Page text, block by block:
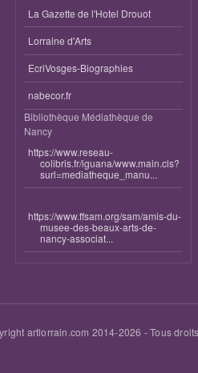
La Gazette de l'Hotel Drouot
Lorraine d'Arts
EcriVosges-Biographies
nabecor.fr
Bibliothèque Médiathèque de
Nancy
https://www.reseau-
colibris.fr/iguana/www.main.cls?
surl=mediatheque_manu...
https://www.ffsam.org/sam/amis-du-
musee-des-beaux-arts-de-
nancy-associat...
artlorrain.com 2014-2026 - Tous